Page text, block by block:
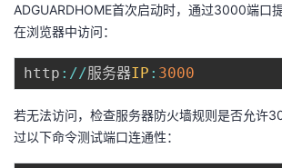
ADGUARDHOME首次启动时，通过3000端口
在浏览器中访问：
http : //服务器IP : 3000
若无法访问，检查服务器防火墙规则是否允许
过以下命令测试端口连通性：